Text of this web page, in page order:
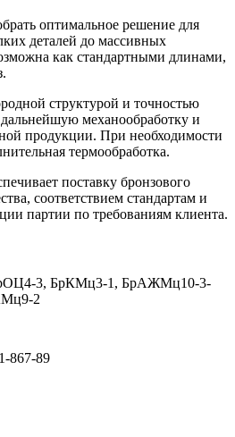
оптимальное решение для
деталей до массивных
как стандартными длинами,
структурой и точностью
дальнейшую механообработку и
продукции. При необходимости
термообработка.
поставку бронзового
соответствием стандартам и
партии по требованиям клиента.
3, БрКМц3-1, БрАЖМц10-3-
2
867-89